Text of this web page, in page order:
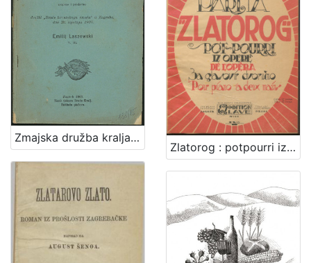
Zmajska družba kralja Sigismunda / napisao i predavao družbi "Braće hrvatskoga zmaja" u Zagrebu, dne 23. siječnja 1907. Emilij Laszowski
Zlatorog : potpourri iz opere : za glasovir dvoručno / Viktor Parma